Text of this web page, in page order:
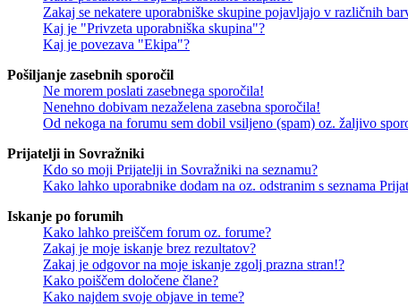
Zakaj se nekatere uporabniške skupine pojavljajo v različnih
Kaj je "Privzeta uporabniška skupina"?
Kaj je povezava "Ekipa"?
Pošiljanje zasebnih sporočil
Ne morem poslati zasebnega sporočila!
Nenehno dobivam nezaželena zasebna sporočila!
Od nekoga na forumu sem dobil vsiljeno (spam) oz. žaljivo
Prijatelji in Sovražniki
Kdo so moji Prijatelji in Sovražniki na seznamu?
Kako lahko uporabnike dodam na oz. odstranim s seznama
Iskanje po forumih
Kako lahko preiščem forum oz. forume?
Zakaj je moje iskanje brez rezultatov?
Zakaj je odgovor na moje iskanje zgolj prazna stran!?
Kako poiščem določene člane?
Kako najdem svoje objave in teme?